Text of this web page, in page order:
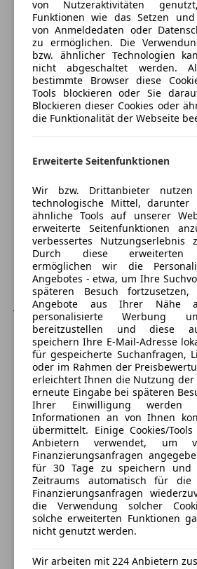
Fahrerairbag
Fernlichtassistent
Isofix
Kopfairbag
LED-Scheinwerfer
LED-Tagfahrlicht
Müdigkeitswarnsystem
Nebelscheinwerfer
Notrufsystem
Seitenairbag
Servolenkung
Spurhalteassistent
Totwinkel-Assistent
Verkehrszeichenerkennung
Zentralverriegelung
Extras
Alufelgen
Anhängerkupplung
Innenspiegel automatisch
Sportpaket
Sprachsteuerung
Touchscreen
Anhängerkupplung (Kugelkopf
*Ausstattungs-Paket USB Plus
*Avantgarde Interieur
*Fahrassistenz-System:
System Live Traffic
*Klimaautomatik (Thermatic 2-
*Komfortsitze vorn
*Kraftstofftank: 66 Ltr. (größerer
*Metallic-Lackierung
*Mittelkonsole Rautenoptik
*Park-Paket
*Reifen-Reparaturset (Tirefit)
Auto einfach online
Jetzt
Verkäufer Händler
KS Auto Graf GMBH
Sternebewertung 4.5 von 5
(90% Weiterempfehlungen)
Anbieter auf AutoScout24 seit 2008
Hafenstraße 63,
3500 Krems an der Donau, AT
Kontakt
Johann Graf
Alle Fahrzeuge des Anbieters
Anbieter kontaktieren
Deine Nachricht
von Nutzeraktivitäten
Funktionen wie das Setzen
von Anmeldedaten oder
zu ermöglichen. Die
bzw. ähnlicher Technologien
nicht abgeschaltet werden.
bestimmte Browser diese
Tools blockieren oder Sie
Blockieren dieser Cookies oder
die Funktionalität der Webseite
Erweiterte Seitenfunktionen
Wir bzw. Drittanbieter nutzen
technologische Mittel, darunter
ähnliche Tools auf unserer
erweiterte Seitenfunktionen
verbessertes Nutzungserlebnis
Durch diese erweiterten
ermöglichen wir die
Angebotes - etwa, um Ihre
späteren Besuch
Angebote aus Ihrer Nähe
personalisierte Werbung
bereitzustellen und diese
speichern Ihre E-Mail-Adresse
für gespeicherte Suchanfragen,
oder im Rahmen der
erleichtert Ihnen die Nutzung der
erneute Eingabe bei späteren
Ihrer Einwilligung werden
Informationen an von Ihnen
übermittelt. Einige Cookies/
Anbietern verwendet, um
Finanzierungsanfragen
für 30 Tage zu speichern und
Zeitraums automatisch für
Finanzierungsanfragen
die Verwendung solcher
solche erweiterten Funktionen
nicht genutzt werden.
Wir arbeiten mit 224 Anbietern